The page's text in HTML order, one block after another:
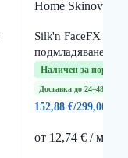
Home
Silk'n FaceFX -
подмладяване
Наличен за поръчка
Доставка до 24–48 часа
152,88 €/299,00 лв.
от 12,74 € / мес.